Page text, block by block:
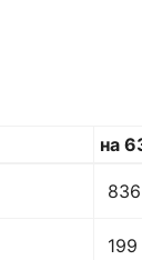
на